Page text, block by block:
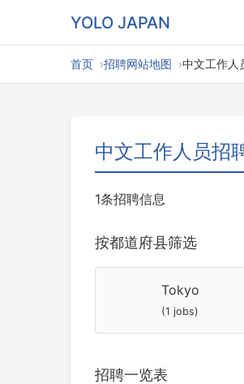
YOLO JAPAN
首页 招聘网站地图 中文工作人
中文工作人员招
1条招聘信息
按都道府县筛选
Tokyo
(1 jobs)
招聘一览表